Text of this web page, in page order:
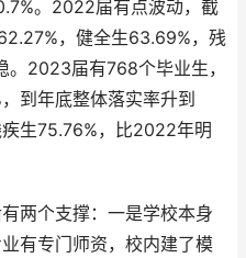
。2022届有点波动，截
，健全生63.69%，残
2023届有768个毕业生，
到年底整体落实率升到
生75.76%，比2022年明
两个支撑：一是学校本身
有专门师资，校内建了模